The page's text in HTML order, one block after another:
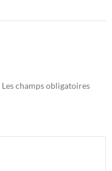
Les champs obligatoires